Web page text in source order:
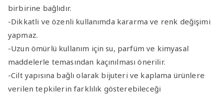
birbirine bağlıdır.
-Dikkatli ve özenli kullanımda kararma ve renk değişimi
yapmaz.
-Uzun ömürlü kullanım için su, parfüm ve kimyasal
maddelerle temasından kaçınılması önerilir.
-Cilt yapısına bağlı olarak bijuteri ve kaplama ürünlere
verilen tepkilerin farklılık gösterebileceği